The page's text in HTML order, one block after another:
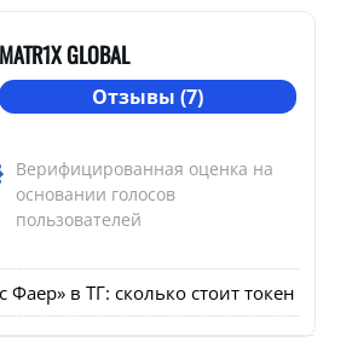
MATR1X GLOBAL
Отзывы (7)
Верифицированная оценка на
основании голосов
пользователей
Фаер» в ТГ: сколько стоит токен